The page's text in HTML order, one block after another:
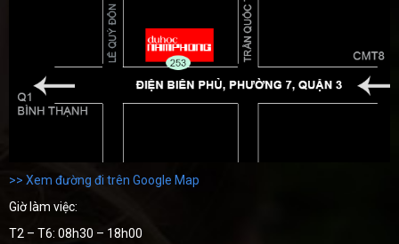
>> Xem đường đi trên Google Map
Giờ làm việc:
T2 – T6: 08h30 – 18h00